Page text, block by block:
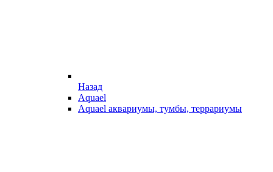
Назад
Aquael
Aquael аквариумы, тумбы, террариумы